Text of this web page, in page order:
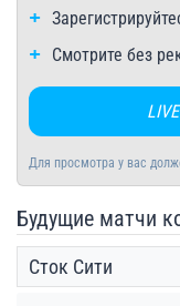
Смотрите без
Для просмотра у вас
Будущие матчи
Сток Сити